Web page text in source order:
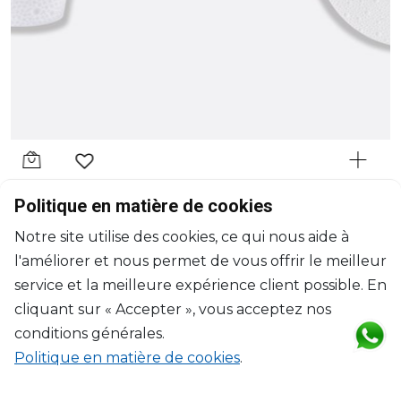
BERNARDAUD
Assiette à dessert
D: 21cm
$72
Politique en matière de cookies
Notre site utilise des cookies, ce qui nous aide à
l'améliorer et nous permet de vous offrir le meilleur
service et la meilleure expérience client possible. En
cliquant sur « Accepter », vous acceptez nos
conditions générales.
Politique en matière de cookies.